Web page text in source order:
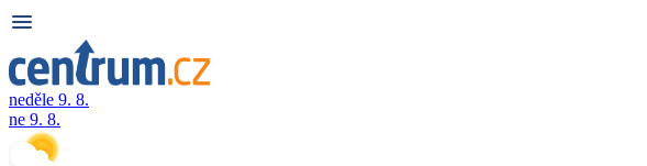
neděle 9. 8.
ne 9. 8.